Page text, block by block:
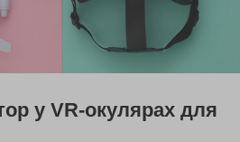
у VR-окулярах для